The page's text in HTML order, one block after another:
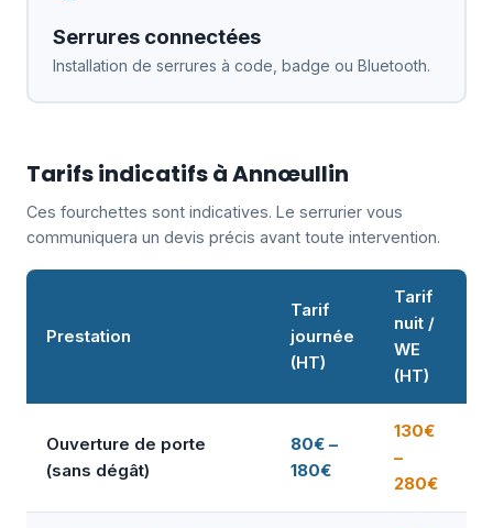
Serrures connectées
Installation de serrures à code, badge ou Bluetooth.
Tarifs indicatifs à Annœullin
Ces fourchettes sont indicatives. Le serrurier vous
communiquera un devis précis avant toute intervention.
Prestation
Tarif
journée
(HT)
Tarif
nuit /
WE
(HT)
Ouverture de porte
(sans dégât)
80€ –
180€
130€
–
280€